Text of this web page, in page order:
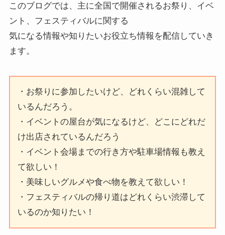
このブログでは、主に全国で開催されるお祭り、イベ
ント、フェスティバルに関する
気になる情報や知りたいお役立ち情報を配信していき
ます。
・お祭りに参加したいけど、どれくらい混雑して
いるんだろう。
・イベントの屋台が気になるけど、どこにどれだ
け出店されているんだろう
・イベント会場までの行き方や駐車場情報も教え
て欲しい！
・美味しいグルメや食べ物を教えて欲しい！
・フェスティバルの帰り道はどれくらい渋滞して
いるのか知りたい！